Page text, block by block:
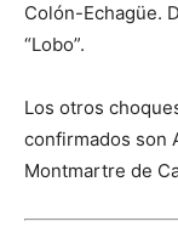
Colón-Echagüe.
“Lobo”.
Los otros
confirmados son
Montmartre de